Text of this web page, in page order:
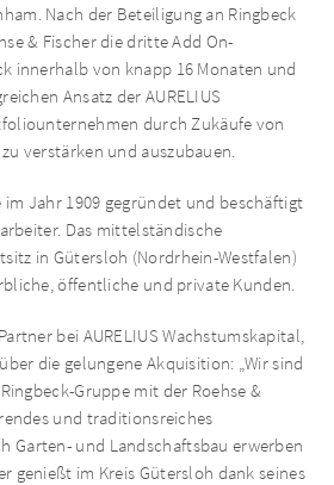
Nach der Beteiligung an Ringbeck
& Fischer die dritte Add On-
innerhalb von knapp 16 Monaten und
Ansatz der AURELIUS
durch Zukäufe von
verstärken und auszubauen.
im Jahr 1909 gegründet und beschäftigt
Das mittelständische
in Gütersloh (Nordrhein-Westfalen)
öffentliche und private Kunden.
bei AURELIUS Wachstumskapital,
die gelungene Akquisition: „Wir sind
Gruppe mit der Roehse &
und traditionsreiches
Garten- und Landschaftsbau erwerben
genießt im Kreis Gütersloh dank seines